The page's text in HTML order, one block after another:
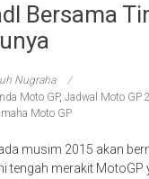
Bersama
Nugraha
Moto GP, Jadwal Moto GP
Moto GP
musim 2015 akan
tengah merakit MotoGP